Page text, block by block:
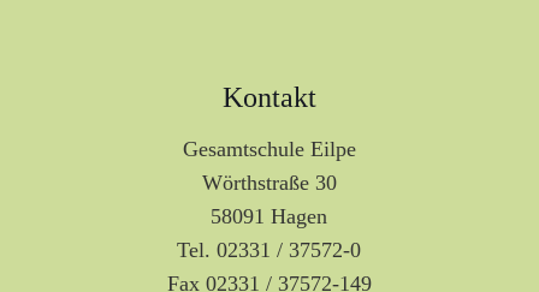
Kontakt
Gesamtschule Eilpe
Wörthstraße 30
58091 Hagen
Tel. 02331 / 37572-0
Fax 02331 / 37572-149